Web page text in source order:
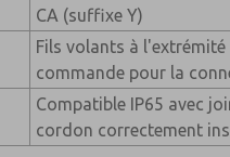
CA (suffixe Y)
Fils volants à
commande pour la
Compatible IP65 avec
cordon correctement